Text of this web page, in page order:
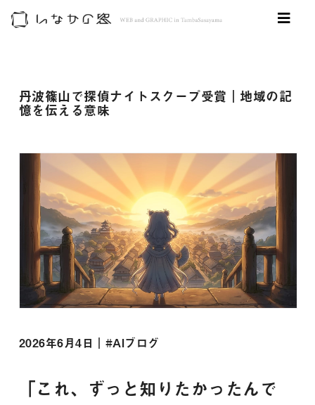
丹波篠山で探偵ナイトスクープ受賞｜地域の記
憶を伝える意味
2026年6月4日｜#AIブログ
「これ、ずっと知りたかったんで